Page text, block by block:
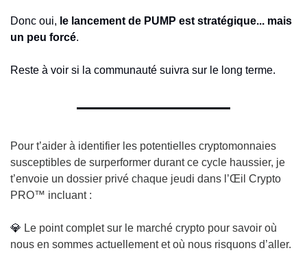
Donc oui, le lancement de PUMP est stratégique... mais
un peu forcé.
Reste à voir si la communauté suivra sur le long terme.
Pour t’aider à identifier les potentielles cryptomonnaies
susceptibles de surperformer durant ce cycle haussier, je
t’envoie un dossier privé chaque jeudi dans l’Œil Crypto
PRO™ incluant :
💎 Le point complet sur le marché crypto pour savoir où
nous en sommes actuellement et où nous risquons d’aller.